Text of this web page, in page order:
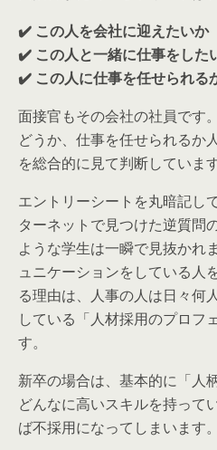
✔️ この人を会社に迎えたいか
✔️ この人と一緒に仕事をした
✔️ この人に仕事を任せられる
面接官もその会社の社員です
どうか、仕事を任せられるか
を総合的に見て判断しています
エントリーシートを丸暗記し
ターネットで見つけた逆質問
ような学生は一瞬で見抜かれ
ュニケーションをしている人
る理由は、人事の人は日々何
している「人材採用のプロフ
す。
新卒の場合は、基本的に「人
どんなに高いスキルを持って
ば不採用になってしまいます。